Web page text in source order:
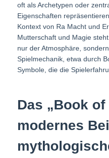
oft als Archetypen oder
Eigenschaften
Kontext von Ra Macht und
Mutterschaft und Magie
nur der Atmosphäre,
Spielmechanik, etwa durch
Symbole, die die
Das „Book of
modernes